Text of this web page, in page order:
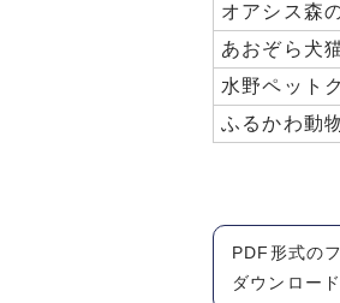
オアシス森
あおぞら犬
水野ペット
ふるかわ動
PDF形式の
ダウンロー